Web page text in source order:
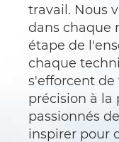
travail. Nous
dans chaque
étape de
chaque
s'efforcent
précision à la
passionnés
inspirer pour